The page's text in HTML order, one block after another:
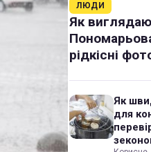
ЛЮДИ
Як
рідкісні
Як
для